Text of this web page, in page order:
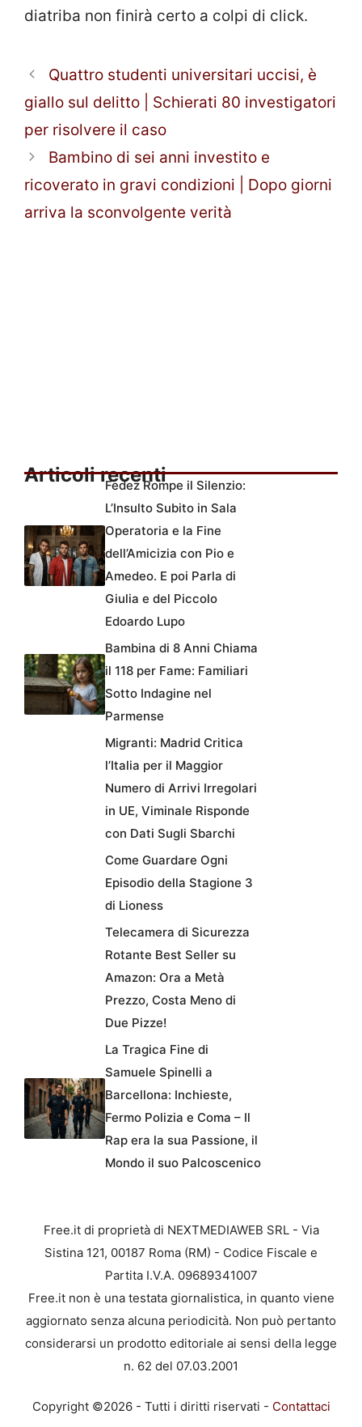
diatriba non finirà certo a colpi di click.
Quattro studenti universitari uccisi, è
giallo sul delitto | Schierati 80 investigatori
per risolvere il caso
Bambino di sei anni investito e
ricoverato in gravi condizioni | Dopo giorni
arriva la sconvolgente verità
Articoli recentiFedez Rompe il Silenzio:
L’Insulto Subito in Sala
Operatoria e la Fine
dell’Amicizia con Pio e
Amedeo. E poi Parla di
Giulia e del Piccolo
Edoardo Lupo
Bambina di 8 Anni Chiama
il 118 per Fame: Familiari
Sotto Indagine nel
Parmense
Migranti: Madrid Critica
l’Italia per il Maggior
Numero di Arrivi Irregolari
in UE, Viminale Risponde
con Dati Sugli Sbarchi
Come Guardare Ogni
Episodio della Stagione 3
di Lioness
Telecamera di Sicurezza
Rotante Best Seller su
Amazon: Ora a Metà
Prezzo, Costa Meno di
Due Pizze!
La Tragica Fine di
Samuele Spinelli a
Barcellona: Inchieste,
Fermo Polizia e Coma – Il
Rap era la sua Passione, il
Mondo il suo Palcoscenico
Free.it di proprietà di NEXTMEDIAWEB SRL - Via
Sistina 121, 00187 Roma (RM) - Codice Fiscale e
Partita I.V.A. 09689341007
Free.it non è una testata giornalistica, in quanto viene
aggiornato senza alcuna periodicità. Non può pertanto
considerarsi un prodotto editoriale ai sensi della legge
n. 62 del 07.03.2001
Copyright ©2026 - Tutti i diritti riservati - Contattaci